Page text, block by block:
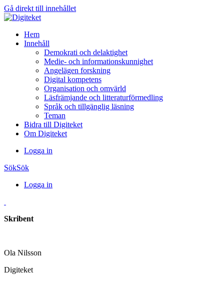
Gå direkt till innehållet
Hem
Innehåll
Demokrati och delaktighet
Medie- och informationskunnighet
Angelägen forskning
Digital kompetens
Organisation och omvärld
Läsfrämjande och litteraturförmedling
Språk och tillgänglig läsning
Teman
Bidra till Digiteket
Om Digiteket
Logga in
SökSök
Logga in
Skribent
Ola Nilsson
Digiteket